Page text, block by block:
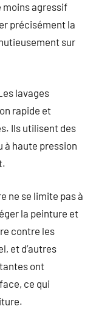
moins agressif
précisément la
sur
lavages
rapide et
Ils utilisent des
à haute pression
ne se limite pas à
la peinture et
contre les
et d’autres
ont
ce qui